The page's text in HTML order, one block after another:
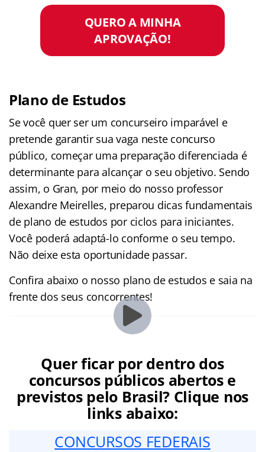
QUERO A MINHA
APROVAÇÃO!
Plano de Estudos
Se você quer ser um concurseiro imparável e
pretende garantir sua vaga neste concurso
público, começar uma preparação diferenciada é
determinante para alcançar o seu objetivo. Sendo
assim, o Gran, por meio do nosso professor
Alexandre Meirelles, preparou dicas fundamentais
de plano de estudos por ciclos para iniciantes.
Você poderá adaptá-lo conforme o seu tempo.
Não deixe esta oportunidade passar.
Confira abaixo o nosso plano de estudos e saia na
frente dos seus concorrentes!
Quer ficar por dentro dos
concursos públicos abertos e
previstos pelo Brasil? Clique nos
links abaixo:
CONCURSOS FEDERAIS